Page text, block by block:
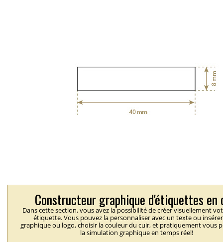
Constructeur graphique d'étiquettes en
Dans cette section, vous avez la possibilité de créer visuellement
étiquette. Vous pouvez la personnaliser avec un texte ou
graphique ou logo, choisir la couleur du cuir, et pratiquement vous
la simulation graphique en temps réel!